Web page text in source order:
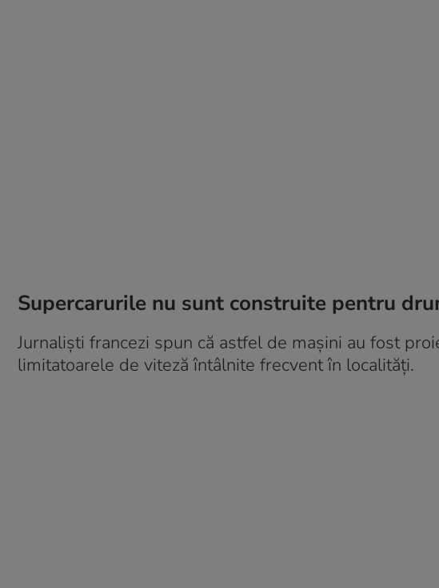
Supercarurile nu sunt construite pentru
Jurnaliști francezi spun că astfel de mașini au fost
limitatoarele de viteză întâlnite frecvent în localități.